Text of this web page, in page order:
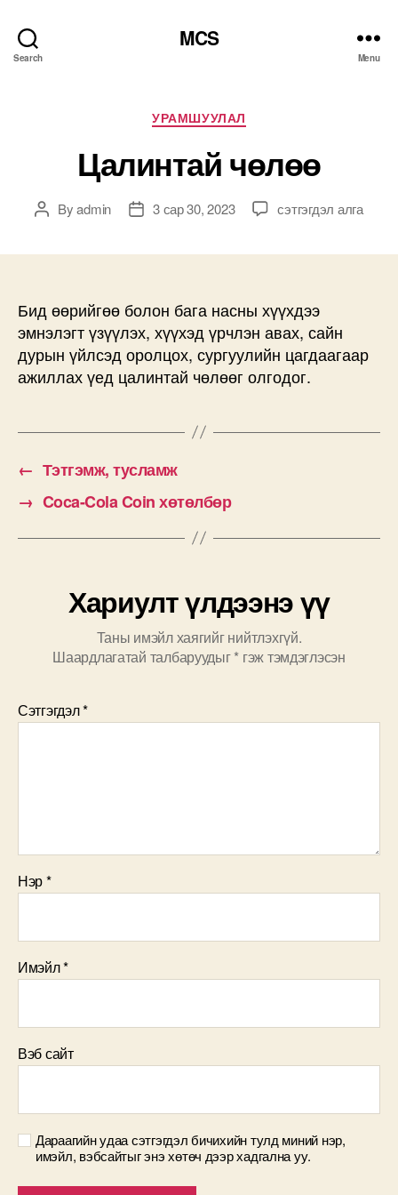
Search
MCS
Menu
Categories
УРАМШУУЛАЛ
Цалинтай чөлөө
PostByadmin
Post3 сар 30, 2023
Цалинтай
сэтгэгдэл алга
Бид өөрийгөө болон бага насны хүүхдээ
эмнэлэгт үзүүлэх, хүүхэд үрчлэн авах, сайн
дурын үйлсэд оролцох, сургуулийн цагдаагаар
ажиллах үед цалинтай чөлөөг олгодог.
← Тэтгэмж, тусламж
→ Coca-Cola Coin хөтөлбөр
Хариулт үлдээнэ үү
Таны имэйл хаягийг нийтлэхгүй.
Шаардлагатай талбаруудыг* гэж тэмдэглэсэн
Сэтгэгдэл*
Нэр*
Имэйл*
Вэб сайт
Дараагийн удаа сэтгэгдэл бичихийн тулд миний нэр,
имэйл, вэбсайтыг энэ хөтөч дээр хадгална уу.